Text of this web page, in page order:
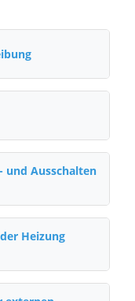
und Ausschalten
Heizung